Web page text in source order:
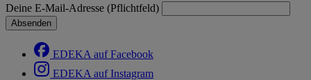
Deine E-Mail-Adresse (Pflichtfeld)
Absenden
EDEKA auf Facebook
EDEKA auf Instagram